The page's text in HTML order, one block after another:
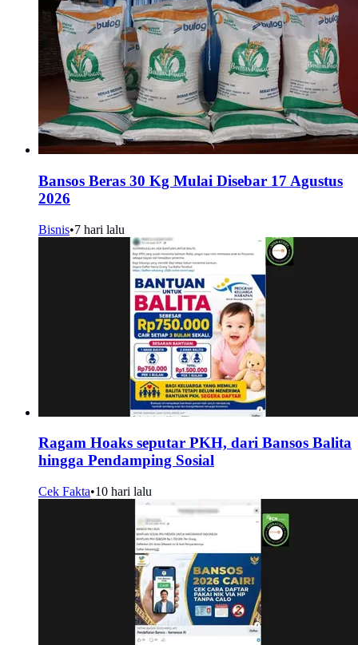
Bansos Beras 30 Kg Mulai Disebar 17 Agustus
2026
Bisnis•7 hari lalu
Ragam Hoaks seputar PKH, dari Bansos Balita
hingga Pendamping Sosial
Cek Fakta•10 hari lalu